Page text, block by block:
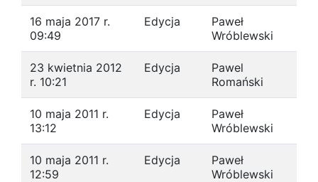
16 maja 2017 r.
09:49
Edycja
Paweł
Wróblewski
23 kwietnia 2012
r. 10:21
Edycja
Pawel
Romański
10 maja 2011 r.
13:12
Edycja
Paweł
Wróblewski
10 maja 2011 r.
12:59
Edycja
Paweł
Wróblewski